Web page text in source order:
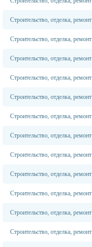
Строительство, отделка, ремонт
Строительство, отделка, ремонт
Строительство, отделка, ремонт
Строительство, отделка, ремонт
Строительство, отделка, ремонт
Строительство, отделка, ремонт
Строительство, отделка, ремонт
Строительство, отделка, ремонт
Строительство, отделка, ремонт
Строительство, отделка, ремонт
Строительство, отделка, ремонт
Строительство, отделка, ремонт